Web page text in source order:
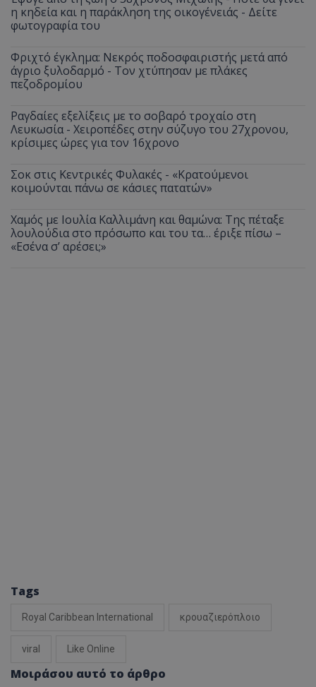
η κηδεία και η παράκληση της οικογένειάς - Δείτε
φωτογραφία του
Φριχτό έγκλημα: Νεκρός ποδοσφαιριστής μετά από
άγριο ξυλοδαρμό - Τον χτύπησαν με πλάκες
πεζοδρομίου
Ραγδαίες εξελίξεις με το σοβαρό τροχαίο στη
Λευκωσία - Χειροπέδες στην σύζυγο του 27χρονου,
κρίσιμες ώρες για τον 16χρονο
Σοκ στις Κεντρικές Φυλακές - «Κρατούμενοι
κοιμούνται πάνω σε κάσιες πατατών»
Χαμός με Ιουλία Καλλιμάνη και θαμώνα: Της πέταξε
λουλούδια στο πρόσωπο και του τα… έριξε πίσω –
«Εσένα σ’ αρέσει;»
Tags
Royal Caribbean International κρουαζιερόπλοιο
viral Like Online
Μοιράσου αυτό το άρθρο